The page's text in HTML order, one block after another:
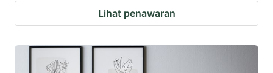
Lihat penawaran